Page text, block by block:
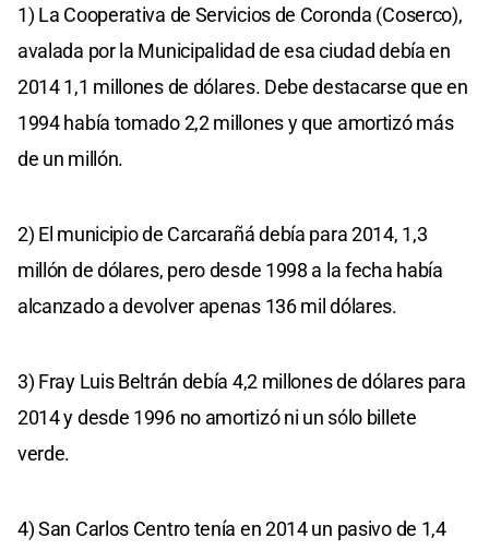
1) La Cooperativa de Servicios de Coronda (Coserco),
avalada por la Municipalidad de esa ciudad debía en
2014 1,1 millones de dólares. Debe destacarse que en
1994 había tomado 2,2 millones y que amortizó más
de un millón.
2) El municipio de Carcarañá debía para 2014, 1,3
millón de dólares, pero desde 1998 a la fecha había
alcanzado a devolver apenas 136 mil dólares.
3) Fray Luis Beltrán debía 4,2 millones de dólares para
2014 y desde 1996 no amortizó ni un sólo billete
verde.
4) San Carlos Centro tenía en 2014 un pasivo de 1,4